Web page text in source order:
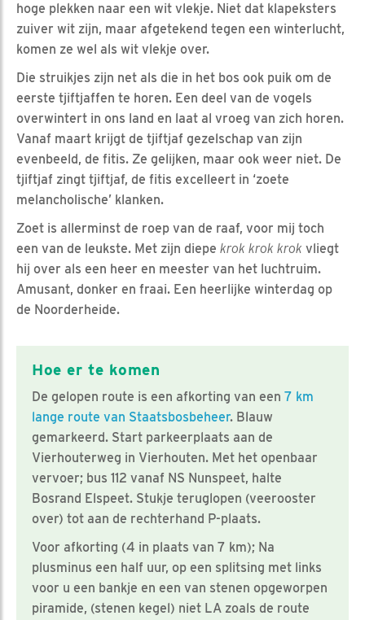
hoge plekken naar een wit vlekje. Niet dat klapeksters
zuiver wit zijn, maar afgetekend tegen een winterlucht,
komen ze wel als wit vlekje over.
Die struikjes zijn net als die in het bos ook puik om de
eerste tjiftjaffen te horen. Een deel van de vogels
overwintert in ons land en laat al vroeg van zich horen.
Vanaf maart krijgt de tjiftjaf gezelschap van zijn
evenbeeld, de fitis. Ze gelijken, maar ook weer niet. De
tjiftjaf zingt tjiftjaf, de fitis excelleert in ‘zoete
melancholische’ klanken.
Zoet is allerminst de roep van de raaf, voor mij toch
een van de leukste. Met zijn diepe krok krok krok vliegt
hij over als een heer en meester van het luchtruim.
Amusant, donker en fraai. Een heerlijke winterdag op
de Noorderheide.
Hoe er te komen
De gelopen route is een afkorting van een 7 km
lange route van Staatsbosbeheer. Blauw
gemarkeerd. Start parkeerplaats aan de
Vierhouterweg in Vierhouten. Met het openbaar
vervoer; bus 112 vanaf NS Nunspeet, halte
Bosrand Elspeet. Stukje teruglopen (veerooster
over) tot aan de rechterhand P-plaats.
Voor afkorting (4 in plaats van 7 km); Na
plusminus een half uur, op een splitsing met links
voor u een bankje en een van stenen opgeworpen
piramide, (stenen kegel) niet LA zoals de route